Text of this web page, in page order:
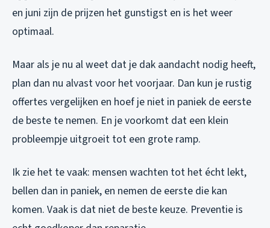
en juni zijn de prijzen het gunstigst en is het weer
optimaal.
Maar als je nu al weet dat je dak aandacht nodig heeft,
plan dan nu alvast voor het voorjaar. Dan kun je rustig
offertes vergelijken en hoef je niet in paniek de eerste
de beste te nemen. En je voorkomt dat een klein
probleempje uitgroeit tot een grote ramp.
Ik zie het te vaak: mensen wachten tot het écht lekt,
bellen dan in paniek, en nemen de eerste die kan
komen. Vaak is dat niet de beste keuze. Preventie is